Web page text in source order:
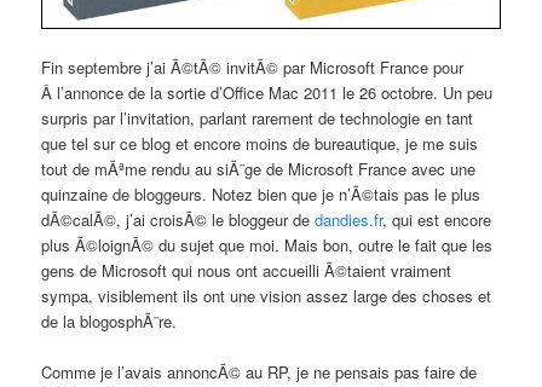
Fin septembre j’ai Ã©tÃ© invitÃ© par Microsoft France pour
Â l’annonce de la sortie d’Office Mac 2011 le 26 octobre. Un peu
surpris par l’invitation, parlant rarement de technologie en tant
que tel sur ce blog et encore moins de bureautique, je me suis
tout de mÃªme rendu au siÃ¨ge de Microsoft France avec une
quinzaine de bloggeurs. Notez bien que je n’Ã©tais pas le plus
dÃ©calÃ©, j’ai croisÃ© le bloggeur dedandies.fr, qui est encore
plus Ã©loignÃ© du sujet que moi. Mais bon, outre le fait que les
gens de Microsoft qui nous ont accueilli Ã©taient vraiment
sympa, visiblement ils ont une vision assez large des choses et
de la blogosphÃ¨re.
Comme je l’avais annoncÃ© au RP, je ne pensais pas faire de